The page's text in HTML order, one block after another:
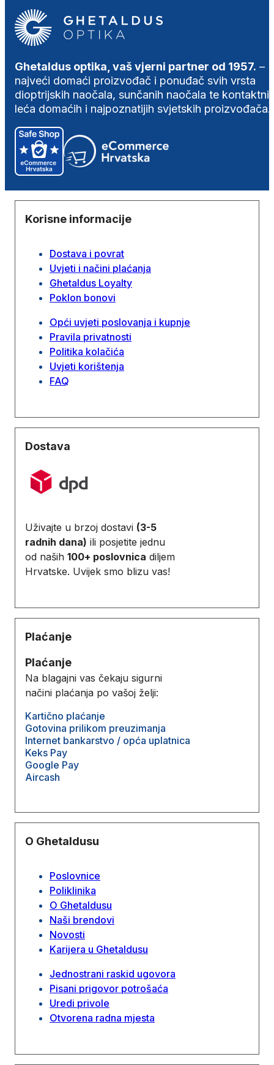
Ghetaldus optika, vaš vjerni partner od 1957. –
najveći domaći proizvođač i ponuđač svih vrsta
dioptrijskih naočala, sunčanih naočala te
leća domaćih i najpoznatijih svjetskih proizvođača.
Korisne informacije
Dostava i povrat
Uvjeti i načini plaćanja
Ghetaldus Loyalty
Poklon bonovi
Opći uvjeti poslovanja i kupnje
Pravila privatnosti
Politika kolačića
Uvjeti korištenja
FAQ
Dostava
Uživajte u brzoj dostavi (3-5
radnih dana) ili posjetite jednu
od naših 100+ poslovnica diljem
Hrvatske. Uvijek smo blizu vas!
Plaćanje
Plaćanje
Na blagajni vas čekaju sigurni
načini plaćanja po vašoj želji:
Kartično plaćanje
Gotovina prilikom preuzimanja
Internet bankarstvo / opća uplatnica
Keks Pay
Google Pay
Aircash
O Ghetaldusu
Poslovnice
Poliklinika
O Ghetaldusu
Naši brendovi
Novosti
Karijera u Ghetaldusu
Jednostrani raskid ugovora
Pisani prigovor potrošaća
Uredi privole
Otvorena radna mjesta